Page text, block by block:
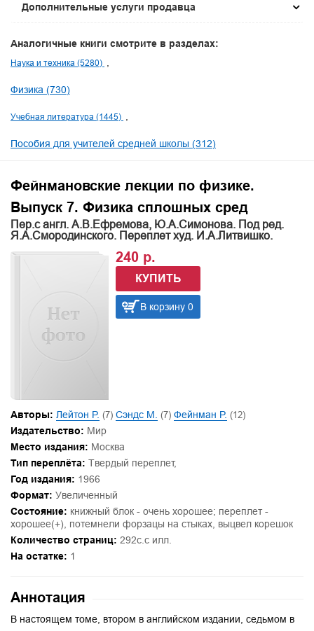
Дополнительные услуги продавца
Аналогичные книги смотрите в разделах:
Наука и техника (5280)
Физика (730)
Учебная литература (1445)
Пособия для учителей средней школы (312)
Фейнмановские лекции по физике.
Выпуск 7. Физика сплошных сред
Пер.с англ. А.В.Ефремова, Ю.А.Симонова. Под ред.
Я.А.Смородинского. Переплет худ. И.А.Литвишко.
240 р.
КУПИТЬ
В корзину 0
Авторы: Лейтон Р. (7) Сэндс М. (7) Фейнман Р. (12)
Издательство: Мир
Место издания: Москва
Тип переплёта: Твердый переплет,
Год издания: 1966
Формат: Увеличенный
Состояние: книжный блок - очень хорошее; переплет -
хорошее(+), потемнели форзацы на стыках, выцвел корешок
Количество страниц: 292с.с илл.
На остатке: 1
Аннотация
В настоящем томе, втором в английском издании, седьмом в